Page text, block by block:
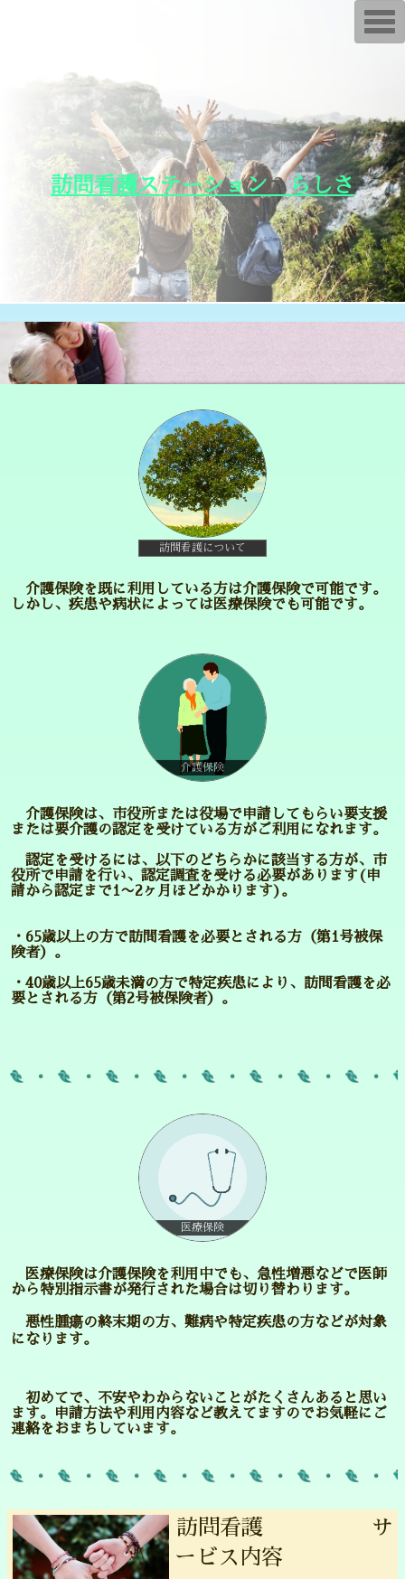
訪問看護ステーション らしさ
訪問看護について
介護保険を既に利用している方は介護保険で可能です。
しかし、疾患や病状によっては医療保険でも可能です。
介護保険
介護保険は、市役所または役場で申請してもらい要支援
または要介護の認定を受けている方がご利用になれます。
認定を受けるには、以下のどちらかに該当する方が、市
役所で申請を行い、認定調査を受ける必要があります(申
請から認定まで1〜2ヶ月ほどかかります)。
・65歳以上の方で訪問看護を必要とされる方（第1号被保
険者）。
・40歳以上65歳未満の方で特定疾患により、訪問看護を必
要とされる方（第2号被保険者）。
医療保険
医療保険は介護保険を利用中でも、急性増悪などで医師
から特別指示書が発行された場合は切り替わります。
悪性腫瘍の終末期の方、難病や特定疾患の方などが対象
になります。
初めてで、不安やわからないことがたくさんあると思い
ます。申請方法や利用内容など教えてますのでお気軽にご
連絡をおまちしています。
訪問看護 サ
ービス内容
T
o
g
v
i
g
a
t
i
o
n